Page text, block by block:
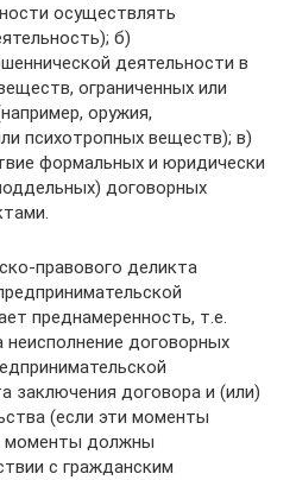
осуществлять
б)
деятельности в
ограниченных или
оружия,
психотропных веществ); в)
формальных и юридически
договорных
правового деликта
преднамеренность, т.е.
договорных
заключения договора и (или)
(если эти моменты
моменты должны
с гражданским